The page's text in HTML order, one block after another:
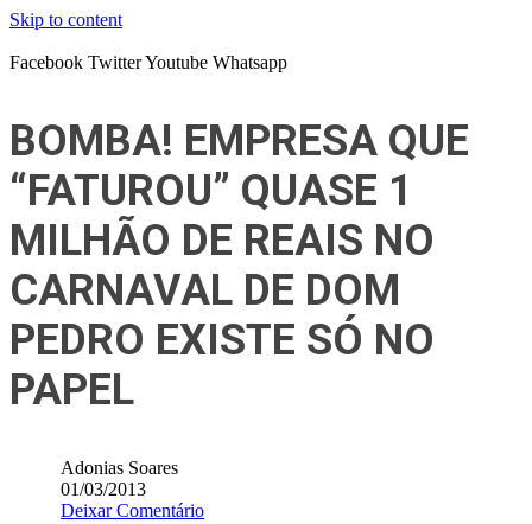
Skip to content
Facebook TwitterYoutube Whatsapp
BOMBA! EMPRESA QUE
“FATUROU” QUASE 1
MILHÃO DE REAIS NO
CARNAVAL DE DOM
PEDRO EXISTE SÓ NO
PAPEL
Adonias Soares
01/03/2013
Deixar Comentário